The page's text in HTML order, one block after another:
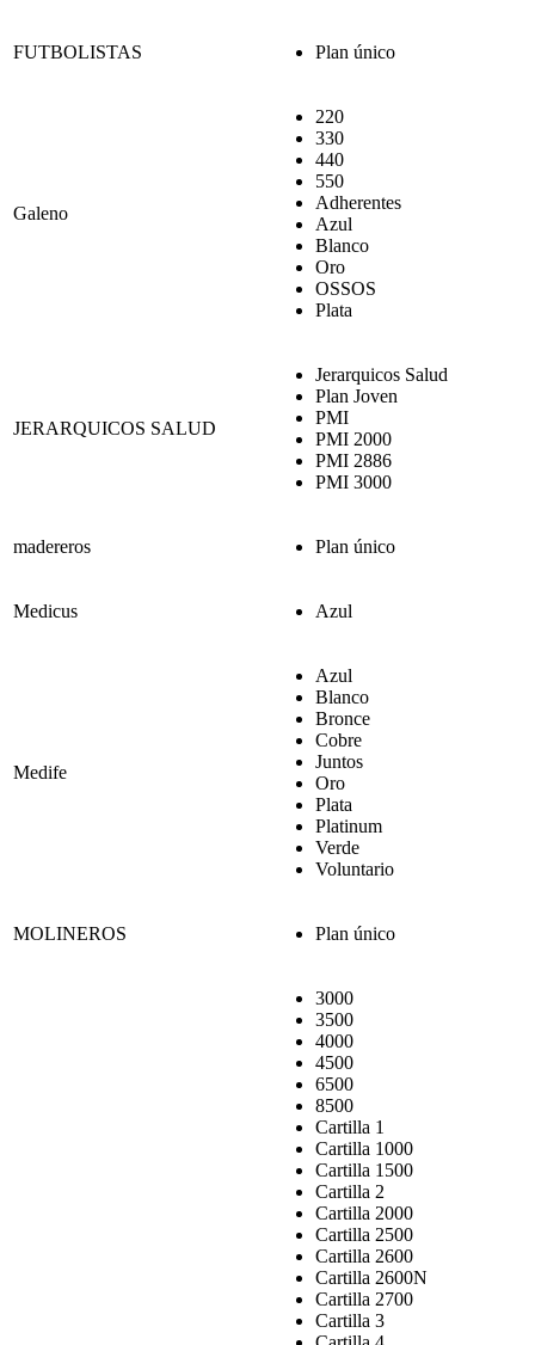
FUTBOLISTAS Plan único
Galeno
220
330
440
550
Adherentes
Azul
Blanco
Oro
OSSOS
Plata
JERARQUICOS SALUD
Jerarquicos Salud
Plan Joven
PMI
PMI 2000
PMI 2886
PMI 3000
madereros Plan único
Medicus Azul
Medife
Azul
Blanco
Bronce
Cobre
Juntos
Oro
Plata
Platinum
Verde
Voluntario
MOLINEROS Plan único
3000
3500
4000
4500
6500
8500
Cartilla 1
Cartilla 1000
Cartilla 1500
Cartilla 2
Cartilla 2000
Cartilla 2500
Cartilla 2600
Cartilla 2600N
Cartilla 2700
Cartilla 3